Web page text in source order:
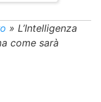
» L’Intelligenza
come sarà